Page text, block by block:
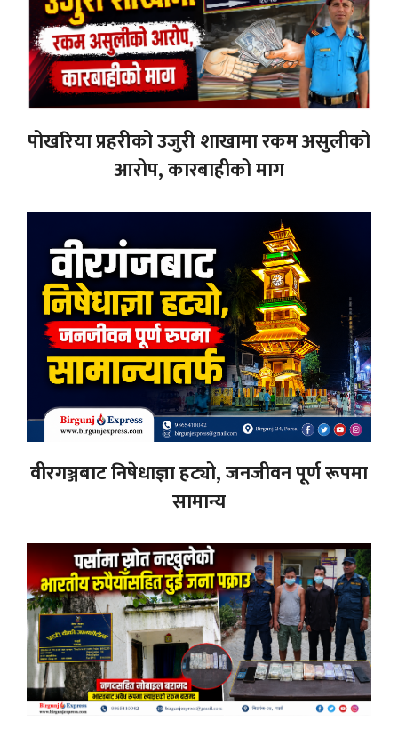
पोखरिया प्रहरीको उजुरी शाखामा रकम असुलीको
आरोप, कारबाहीको माग
वीरगञ्जबाट निषेधाज्ञा हट्यो, जनजीवन पूर्ण रूपमा
सामान्य